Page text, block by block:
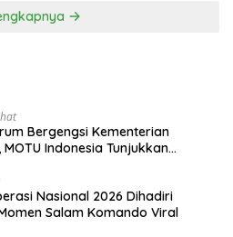
Bergengsi Kementerian
Indonesia Tunjukkan
Nasional 2026 Dihadiri
Salam Komando Viral